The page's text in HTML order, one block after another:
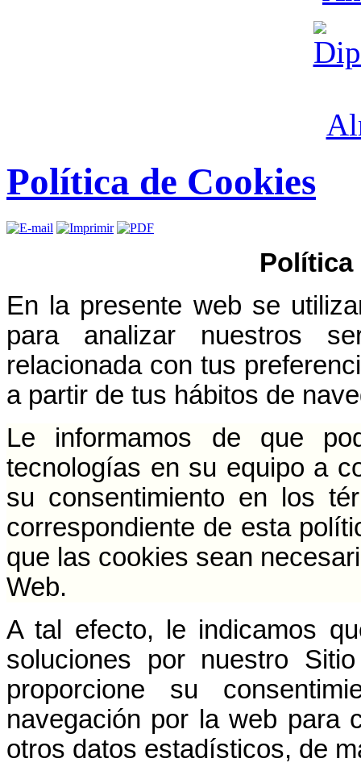
Política de Cookies
Política
En la presente web se
para analizar nuestros
relacionada con tus
a partir de tus hábitos de
Le informamos de que
tecnologías en su equipo a
su consentimiento en los
correspondiente de esta
que las cookies sean
Web.
A tal efecto, le indicamos
soluciones por nuestro
proporcione su
navegación por la web para
otros datos estadísticos, de